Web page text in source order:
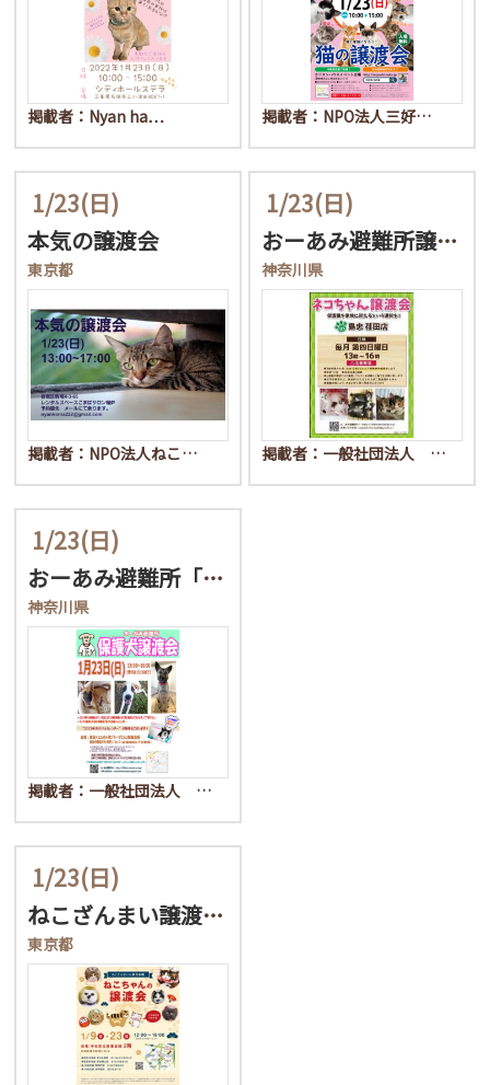
掲載者：Nyan ha… 掲載者：NPO法人三好…
1/23(日)
本気の譲渡会
東京都
掲載者：NPO法人ねこ…
1/23(日)
おーあみ避難所譲渡会in…
神奈川県
掲載者：一般社団法人 …
1/23(日)
おーあみ避難所「保護犬」…
神奈川県
掲載者：一般社団法人 …
1/23(日)
ねこざんまい譲渡会@東日…
東京都